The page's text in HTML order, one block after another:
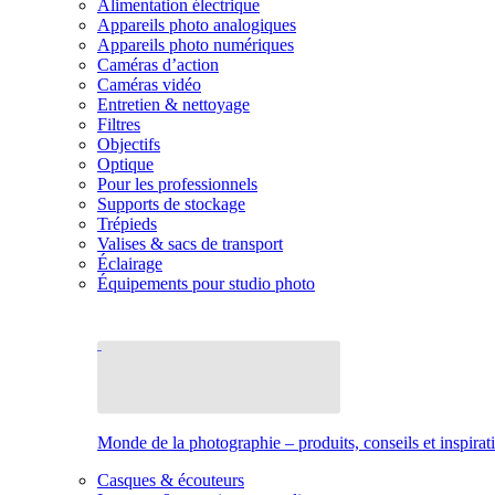
Alimentation électrique
Appareils photo analogiques
Appareils photo numériques
Caméras d’action
Caméras vidéo
Entretien & nettoyage
Filtres
Objectifs
Optique
Pour les professionnels
Supports de stockage
Trépieds
Valises & sacs de transport
Éclairage
Équipements pour studio photo
Monde de la photographie – produits, conseils et
Casques & écouteurs